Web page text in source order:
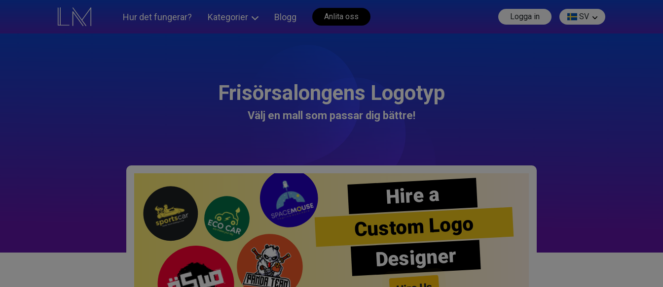
Hur det fungerar? Kategorier Blogg Anlita oss Logga in SV
Frisörsalongens Logotyp
Välj en mall som passar dig bättre!
Hire a
Custom Logo
Designer